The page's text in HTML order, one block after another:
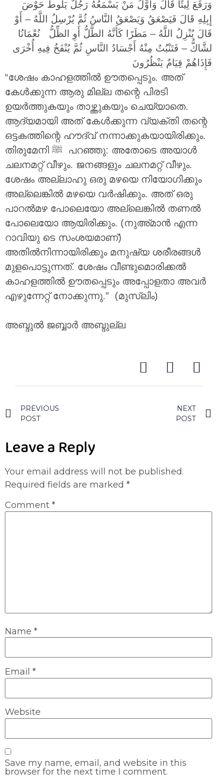
وَرَفَعَ لِيتًا قَالَ وَأَوَّلُ مَنْ يَسْمَعُهُ رَجُلٌ يَلُوطُ حَوْضَ
إِبِلِهِ قَالَ فَيَصْعَقُ وَيَصْعَقُ النَّاسُ ثُمَّ يُرْسِلُ اللَّهُ – أَوْ
قَالَ يُنْزِلُ اللَّهُ – مَطَرًا كَأَنَّهُ الطَّلُّ أَوِ الظِّلُّ نُعْمَانُا
لشَّاكُّ – فَتَنْبُتُ مِنْهُ أَجْسَادُ النَّاسِ ثُمَّ يُنْفَخُ فِيهِ أُخْرَى
فَإِذَاهُمْ قِيَامٌ يَنْظُرُونَ
“ശേഷം കാഹളത്തിൽ ഊതപ്പെടും. അത്
കേൾക്കുന്ന ആരു മില്ല തന്റെ പിരടി
ഉയർത്തുകയും താഴ്ത്തുകയും ചെയ്യാതെ.
ആദ്യമായി അത് കേൾക്കുന്ന വ്യക്തി തന്റെ
ഒട്ടകത്തിന്റെ ഹൗദ്വ് നന്നാക്കുകയായിരിക്കും.
തിരുമേനി ‎ﷺ പറഞ്ഞു: അതോടെ അയാൾ
ചലനമറ്റ് വീഴും. ജനങ്ങളും ചലനമറ്റ് വീഴും.
ശേഷം അല്ലാഹു ഒരു മഴയെ നിയോഗിക്കും
അല്ലെങ്കിൽ മഴയെ വർഷിക്കും. അത് ഒരു
പാറൽമഴ പോലെയോ അല്ലെങ്കിൽ തണൽ
പോലെയോ ആയിരിക്കും. (നുഅ്മാൻ എന്ന
റാവിയു ടെ സംശയമാണ്)
അതിൽനിന്നായിരിക്കും മനുഷ്യ ശരീരങ്ങൾ
മുളപൊട്ടുന്നത്. ശേഷം വീണ്ടുമൊരിക്കൽ
കാഹളത്തിൽ ഊതപ്പെടും അപ്പോളതാ അവർ
എഴുന്നേറ്റ് നോക്കുന്നു.” (മുസ്ലിം)
അബ്ദുൽ ജബ്ബാർ അബ്ദുല്ല
PREVIOUS
POST
NEXT
POST
Leave a Reply
Your email address will not be published.
Required fields are marked *
Comment *
Name *
Email *
Website
Save my name, email, and website in this
browser for the next time I comment.